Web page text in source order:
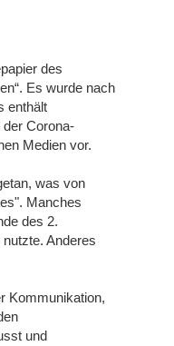
des
Es wurde nach
enthält
der Corona-
Medien vor.
was von
Manches
des 2.
Anderes
Kommunikation,
und